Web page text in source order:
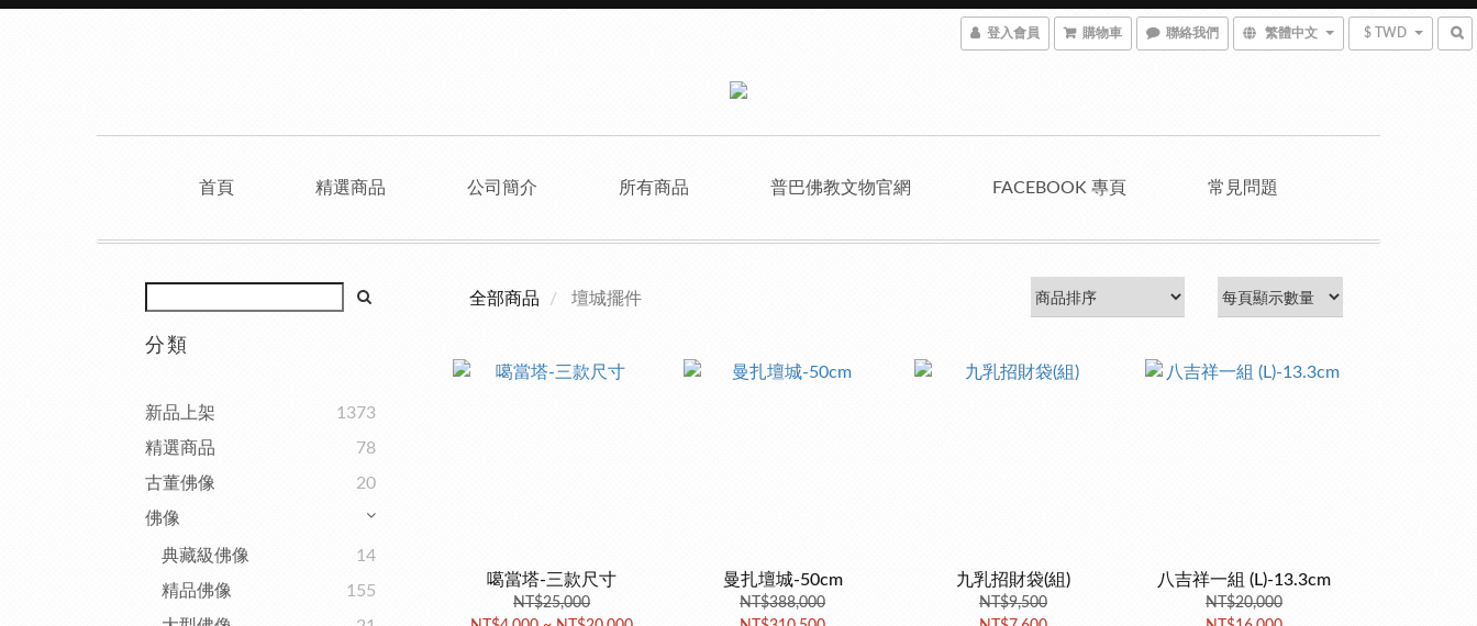
登入會員 購物車 聯絡我們 繁體中文 $ TWD
首頁 精選商品 公司簡介 所有商品 普巴佛教文物官網 FACEBOOK 專頁 常見問題
分類
新品上架
1373
精選商品
78
古董佛像
20
佛像
典藏級佛像
14
精品佛像
155
全部商品 壇城擺件
噶當塔-三款尺寸
NT$25,000
曼扎壇城-50cm
NT$388,000
九乳招財袋(組)
NT$9,500
八吉祥一組 (L)-13.3cm
NT$20,000